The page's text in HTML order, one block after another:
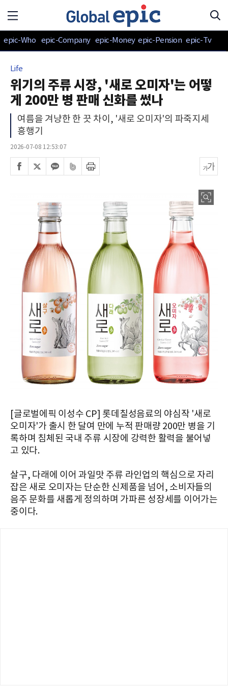
epic-Who epic-Company epic-Money epic-Pension epic-Tv
Life
위기의 주류 시장, '새로 오미자'는 어떻
게 200만 병 판매 신화를 썼나
여름을 겨냥한 한 끗 차이, '새로 오미자'의 파죽지세
흥행기
2026-07-08 12:53:07
[글로벌에픽 이성수 CP] 롯데칠성음료의 야심작 '새로
오미자'가 출시 한 달여 만에 누적 판매량 200만 병을 기
록하며 침체된 국내 주류 시장에 강력한 활력을 불어넣
고 있다.
살구, 다래에 이어 과일맛 주류 라인업의 핵심으로 자리
잡은 새로 오미자는 단순한 신제품을 넘어, 소비자들의
음주 문화를 새롭게 정의하며 가파른 성장세를 이어가는
중이다.